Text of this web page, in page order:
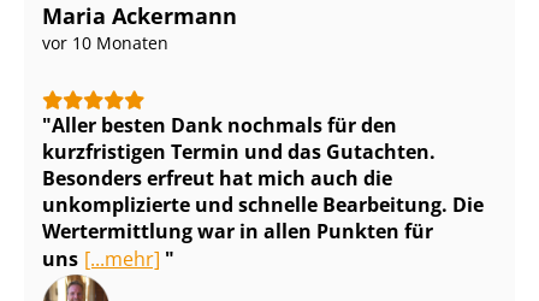
Maria Ackermann
vor 10 Monaten
Aller besten Dank nochmals für den
kurzfristigen Termin und das Gutachten.
Besonders erfreut hat mich auch die
unkomplizierte und schnelle Bearbeitung. Die
Wertermittlung war in allen Punkten für
uns [...mehr]